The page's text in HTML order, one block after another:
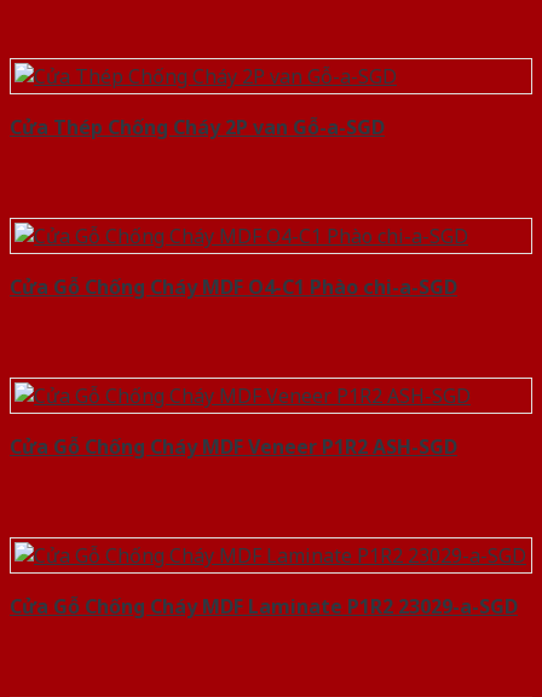
Cửa Thép Chống Cháy 2P van Gỗ-a-SGD
Cửa Gỗ Chống Cháy MDF O4-C1 Phào chi-a-SGD
Cửa Gỗ Chống Cháy MDF Veneer P1R2 ASH-SGD
Cửa Gỗ Chống Cháy MDF Laminate P1R2 23029-a-SGD